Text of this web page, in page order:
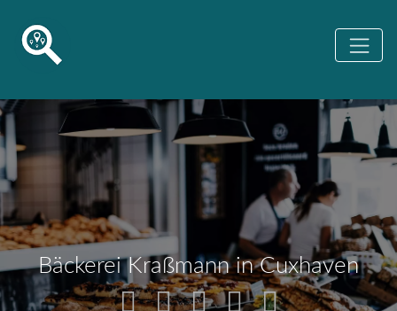
Bäckerei Kraßmann in Cuxhaven